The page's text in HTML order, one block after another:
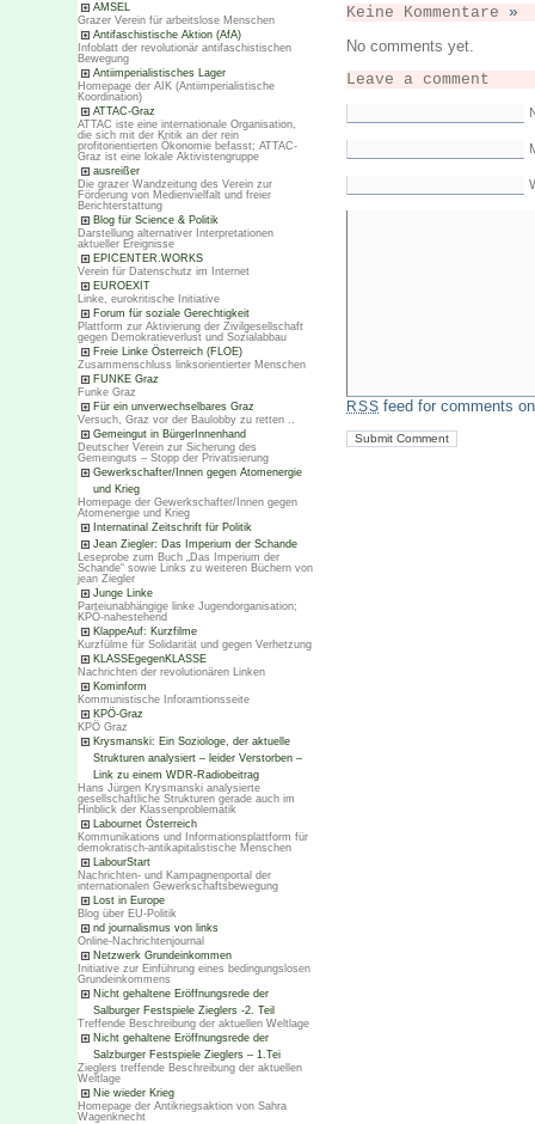
AMSEL
Grazer Verein für arbeitslose Menschen
Antifaschistische Aktion (AfA)
Infoblatt der revolutionär antifaschistischen
Bewegung
Antiimperialistisches Lager
Homepage der AIK (Antiimperialistische
Koordination)
ATTAC-Graz
ATTAC iste eine internationale Organisation,
die sich mit der Kritik an der rein
profitorientierten Ökonomie befasst; ATTAC-
Graz ist eine lokale Aktivistengruppe
ausreißer
Die grazer Wandzeitung des Verein zur
Förderung von Medienvielfalt und freier
Berichterstattung
Blog für Science & Politik
Darstellung alternativer Interpretationen
aktueller Ereignisse
EPICENTER.WORKS
Verein für Datenschutz im Internet
EUROEXIT
Linke, eurokritische Initiative
Forum für soziale Gerechtigkeit
Plattform zur Aktivierung der Zivilgesellschaft
gegen Demokratieverlust und Sozialabbau
Freie Linke Österreich (FLOE)
Zusammenschluss linksorientierter Menschen
FUNKE Graz
Funke Graz
Für ein unverwechselbares Graz
Versuch, Graz vor der Baulobby zu retten ..
Gemeingut in BürgerInnenhand
Deutscher Verein zur Sicherung des
Gemeinguts – Stopp der Privatisierung
Gewerkschafter/Innen gegen Atomenergie
und Krieg
Homepage der Gewerkschafter/Innen gegen
Atomenergie und Krieg
Internatinal Zeitschrift für Politik
Jean Ziegler: Das Imperium der Schande
Leseprobe zum Buch „Das Imperium der
Schande“ sowie Links zu weiteren Büchern von
jean Ziegler
Junge Linke
Parteiunabhängige linke Jugendorganisation;
KPÖ-nahestehend
KlappeAuf: Kurzfilme
Kurzfülme für Solidarität und gegen Verhetzung
KLASSEgegenKLASSE
Nachrichten der revolutionären Linken
Kominform
Kommunistische Inforamtionsseite
KPÖ-Graz
KPÖ Graz
Krysmanski: Ein Soziologe, der aktuelle
Strukturen analysiert – leider Verstorben –
Link zu einem WDR-Radiobeitrag
Hans Jürgen Krysmanski analysierte
gesellschaftliche Strukturen gerade auch im
Hinblick der Klassenproblematik
Labournet Österreich
Kommunikations und Informationsplattform für
demokratisch-antikapitalistische Menschen
LabourStart
Nachrichten- und Kampagnenportal der
internationalen Gewerkschaftsbewegung
Lost in Europe
Blog über EU-Politik
nd journalismus von links
Online-Nachrichtenjournal
Netzwerk Grundeinkommen
Initiative zur Einführung eines bedingungslosen
Grundeinkommens
Nicht gehaltene Eröffnungsrede der
Salburger Festspiele Zieglers -2. Teil
Treffende Beschreibung der aktuellen Weltlage
Nicht gehaltene Eröffnungsrede der
Salzburger Festspiele Zieglers – 1.Tei
Zieglers treffende Beschreibung der aktuellen
Weltlage
Nie wieder Krieg
Homepage der Antikriegsaktion von Sahra
Wagenknecht
Keine Kommentare »
No comments yet.
Leave a comment
RSS feed for comments